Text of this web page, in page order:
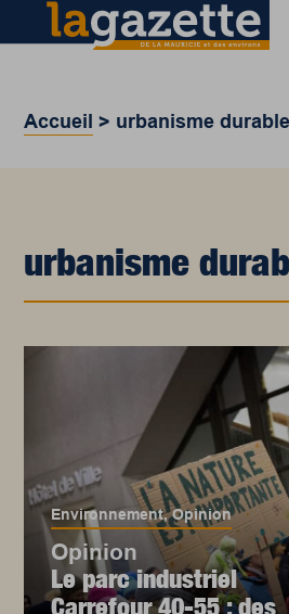
Accueil > urbanisme durable
urbanisme
Environnement,Opinion
Opinion
Le parc industriel
Carrefour 40-55 : des